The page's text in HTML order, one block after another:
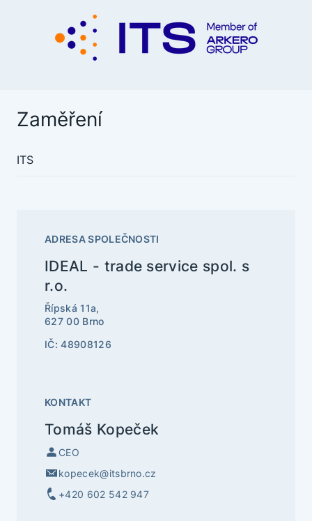
Zaměření
ITS
ADRESA SPOLEČNOSTI
IDEAL - trade service spol. s
r.o.
Řípská 11a,
627 00 Brno
IČ: 48908126
KONTAKT
Tomáš Kopeček
CEO
kopecek@itsbrno.cz
+420 602 542 947